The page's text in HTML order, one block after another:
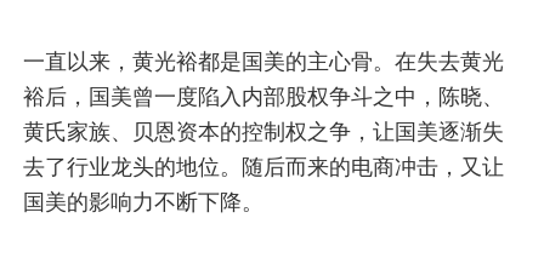
一直以来，黄光裕都是国美的主心骨。在失去黄光
裕后，国美曾一度陷入内部股权争斗之中，陈晓、
黄氏家族、贝恩资本的控制权之争，让国美逐渐失
去了行业龙头的地位。随后而来的电商冲击，又让
国美的影响力不断下降。